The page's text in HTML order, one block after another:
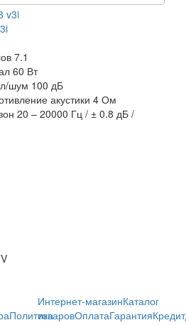
7.1
60 Вт
шум 100 дБ
акустики 4 Ом
20 – 20000 Гц / ± 0.8 дБ /
Политика
Интернет-магазинКаталог
товаровОплатаГарантияКредит